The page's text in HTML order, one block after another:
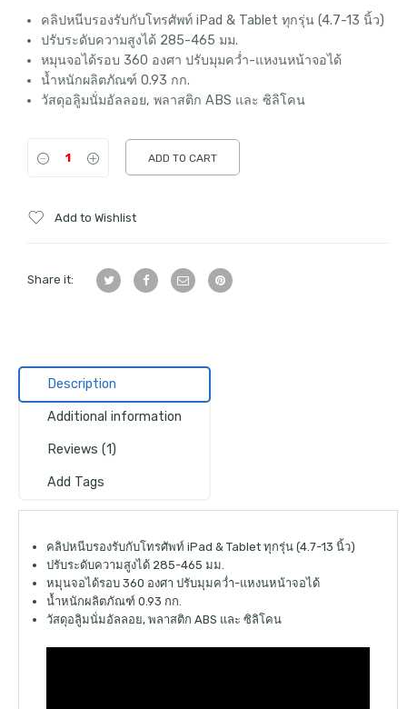
was:
฿1,050.
is:
฿790.
คลิปหนีบรองรับกับโทรศัพท์ iPad & Tablet ทุกรุ่น (4.7-13 นิ้ว)
ปรับระดับความสูงได้ 285-465 มม.
หมุนจอได้รอบ 360 องศา ปรับมุมคว่ำ-แหงนหน้าจอได้
น้ำหนักผลิตภัณฑ์ 0.93 กก.
วัสดุอลูิมนั่มอัลลอย, พลาสติก ABS และ ซิลิโคน
ADD TO CART
Add to Wishlist
Share it:
Description
Additional information
Reviews (1)
Add Tags
คลิปหนีบรองรับกับโทรศัพท์ iPad & Tablet ทุกรุ่น (4.7-13 นิ้ว)
ปรับระดับความสูงได้ 285-465 มม.
หมุนจอได้รอบ 360 องศา ปรับมุมคว่ำ-แหงนหน้าจอได้
น้ำหนักผลิตภัณฑ์ 0.93 กก.
วัสดุอลูิมนั่มอัลลอย, พลาสติก ABS และ ซิลิโคน